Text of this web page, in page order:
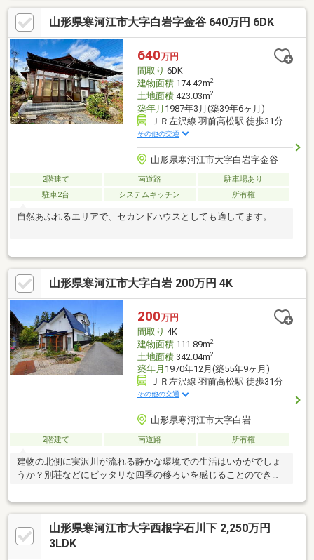
山形県寒河江市大字白岩字金谷 640万円 6DK
640万円
間取り 6DK
建物面積174.42m2
土地面積423.03m2
築年月 1987年3月(築39年6ヶ月)
ＪＲ左沢線 羽前高松駅 徒歩31分
その他の交通
山形県寒河江市大字白岩字金谷
2階建て 南道路
駐車場あり
駐車2台
システムキッチン 所有権
自然あふれるエリアで、セカンドハウスとしても適してます。
山形県寒河江市大字白岩 200万円 4K
200万円
間取り 4K
建物面積111.89m2
土地面積342.04m2
築年月 1970年12月(築55年9ヶ月)
ＪＲ左沢線 羽前高松駅 徒歩31分
その他の交通
山形県寒河江市大字白岩
2階建て 南道路 所有権
建物の北側に実沢川が流れる静かな環境での生活はいかがでしょ
うか？別荘などにピッタリな四季の移ろいを感じることのできる
山形県寒河江市大字西根字石川下 2,250万円
3LDK